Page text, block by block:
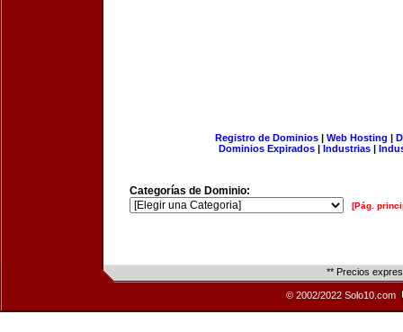
Registro de Dominios| Web Hosting |
Dominios Expirados | Industrias |
Categorías de Dominio:
[Pág.
** Precios
© 2002/2022 Solo10.com